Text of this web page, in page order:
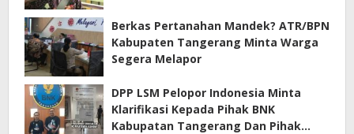
Berkas Pertanahan Mandek? ATR/BPN
Kabupaten Tangerang Minta Warga
Segera Melapor
DPP LSM Pelopor Indonesia Minta
Klarifikasi Kepada Pihak BNK
Kabupatan Tangerang Dan Pihak